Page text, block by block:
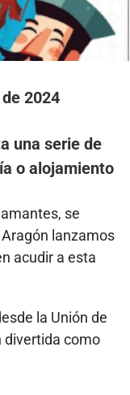
2024
una serie de
o alojamiento
se
lanzamos
acudir a esta
la Unión de
divertida como